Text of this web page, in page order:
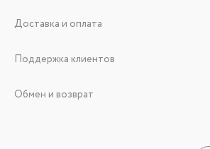
Доставка и оплата
Поддержка клиентов
Обмен и возврат